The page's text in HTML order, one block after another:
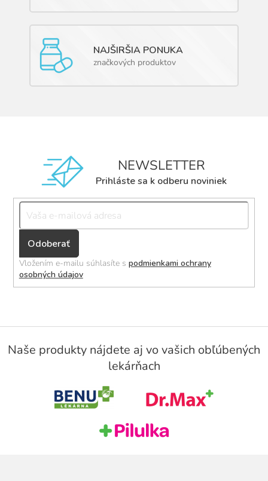
NAJŠIRŠIA PONUKA
značkových produktov
NEWSLETTER
Prihláste sa k odberu noviniek
Přihlásit
se
Vložením e-mailu súhlasíte s podmienkami ochrany
osobných údajov
Z
Naše produkty nájdete aj vo vašich obľúbených
lekárňach